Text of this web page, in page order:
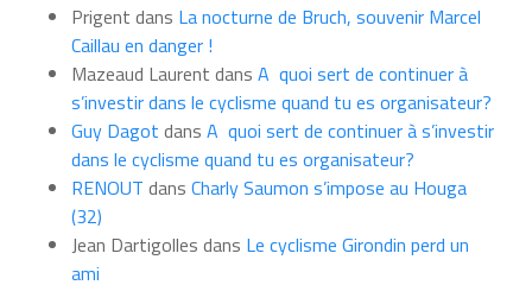
moisPrigent dans La nocturne de Bruch, souvenir Marcel
Caillau en danger !
Mazeaud Laurent dans A quoi sert de continuer à
s’investir dans le cyclisme quand tu es organisateur?
Guy Dagot dans A quoi sert de continuer à s’investir
dans le cyclisme quand tu es organisateur?
RENOUT dans Charly Saumon s’impose au Houga
(32)
Jean Dartigolles dans Le cyclisme Girondin perd un
ami